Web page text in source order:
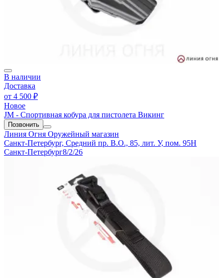
В наличии
Доставка
от 4 500 ₽
Новое
JM - Спортивная кобура для пистолета Викинг
Позвонить
Линия Огня Оружейный магазин
Санкт-Петербург, Средний пр. В.О., 85, лит. У, пом. 95Н
Санкт-Петербург8/2/26